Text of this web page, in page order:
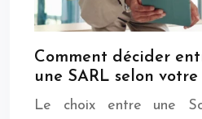
Comment décider
une SARL selon
Le choix entre une